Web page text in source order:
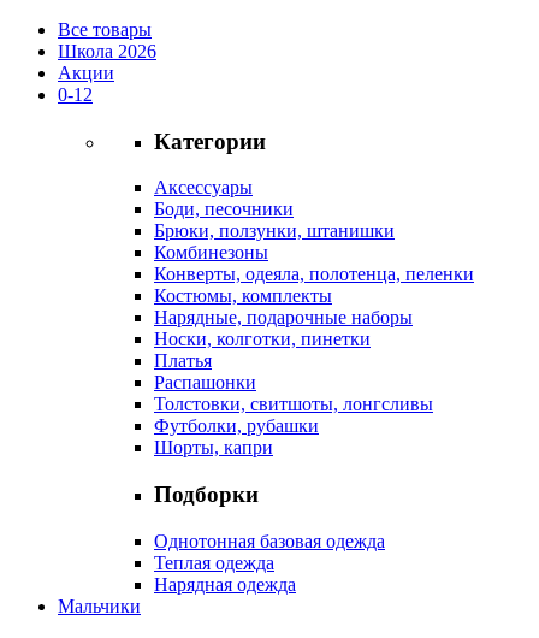
Все товары
Школа 2026
Акции
0-12
Категории
Аксессуары
Боди, песочники
Брюки, ползунки, штанишки
Комбинезоны
Конверты, одеяла, полотенца, пеленки
Костюмы, комплекты
Нарядные, подарочные наборы
Носки, колготки, пинетки
Платья
Распашонки
Толстовки, свитшоты, лонгсливы
Футболки, рубашки
Шорты, капри
Подборки
Однотонная базовая одежда
Теплая одежда
Нарядная одежда
Мальчики